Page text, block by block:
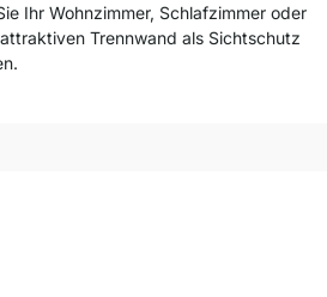
Ihr Wohnzimmer, Schlafzimmer oder
Trennwand als Sichtschutz